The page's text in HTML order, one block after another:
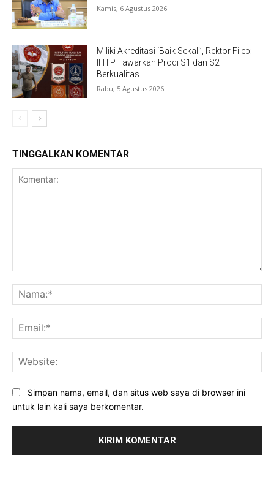
Kamis, 6 Agustus 2026
Miliki Akreditasi ‘Baik Sekali’, Rektor Filep:
IHTP Tawarkan Prodi S1 dan S2
Berkualitas
Rabu, 5 Agustus 2026
TINGGALKAN KOMENTAR
Simpan nama, email, dan situs web saya di browser ini
untuk lain kali saya berkomentar.